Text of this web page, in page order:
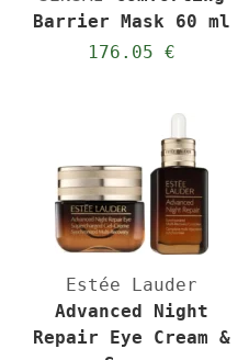
Barrier Mask 60 ml
176.05 €
Estée Lauder
Advanced Night
Repair Eye Cream &